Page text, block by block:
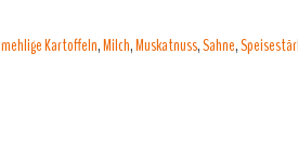
mehlige Kartoffeln,Milch,Muskatnuss,Sahne,